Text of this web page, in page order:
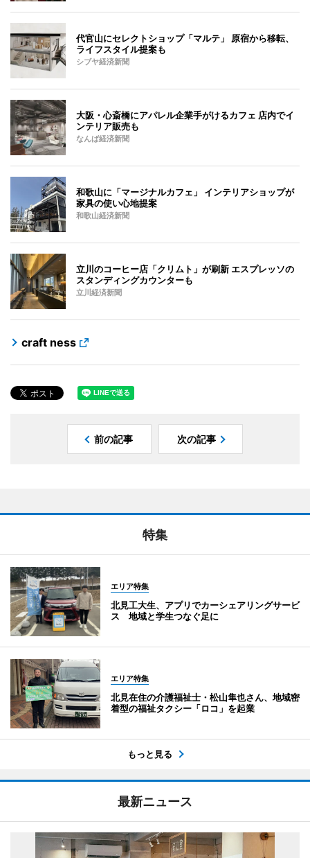
代官山にセレクトショップ「マルテ」 原宿から移転、
ライフスタイル提案も
シブヤ経済新聞
大阪・心斎橋にアパレル企業手がけるカフェ 店内でイ
ンテリア販売も
なんば経済新聞
和歌山に「マージナルカフェ」 インテリアショップが
家具の使い心地提案
和歌山経済新聞
立川のコーヒー店「クリムト」が刷新 エスプレッソの
スタンディングカウンターも
立川経済新聞
craft ness
前の記事 次の記事
特集
エリア特集
北見工大生、アプリでカーシェアリングサービ
ス 地域と学生つなぐ足に
エリア特集
北見在住の介護福祉士・松山隼也さん、地域密
着型の福祉タクシー「ロコ」を起業
もっと見る
最新ニュース